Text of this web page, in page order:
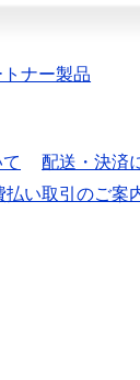
ナー製品
配送・決済
い取引のご案